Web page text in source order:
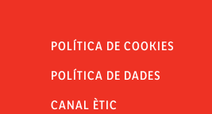
POLÍTICA DE COOKIES
POLÍTICA DE DADES
CANAL ÈTIC